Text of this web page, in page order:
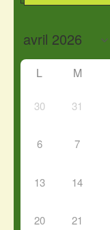
L M
30 31
6 7
13 14
20 21